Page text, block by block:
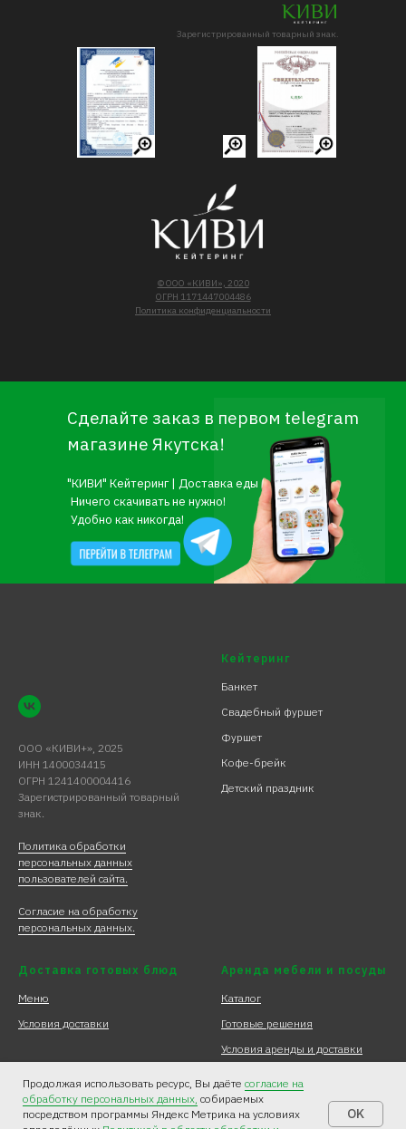
© ООО «КИВИ», 2020
ОГРН 1171447004486
Политика конфиденциальности
Зарегистрированный товарный знак.
Сделайте заказ в первом telegram
магазине Якутска!
Ничего скачивать не нужно!
Удобно как никогда!
"КИВИ" Кейтеринг | Доставка еды
Продолжая использовать ресурс, Вы даёте согласие на
обработку персональных данных, собираемых
посредством программы Яндекс Метрика на условиях
OK
ООО «КИВИ+», 2025
ИНН 1400034415
ОГРН 1241400004416
Зарегистрированный товарный
знак.
Политика обработки
персональных данных
пользователей сайта.
Согласие на обработку
персональных данных.
Кейтеринг
Банкет
Свадебный фуршет
Фуршет
Кофе-брейк
Детский праздник
Доставка готовых блюд
Меню
Условия доставки
Аренда мебели и посуды
Каталог
Готовые решения
Условия аренды и доставки